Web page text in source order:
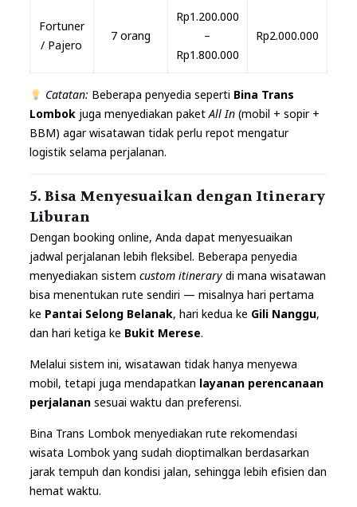
Fortuner
/ Pajero
7 orang
Rp1.200.000
–
Rp1.800.000
Rp2.000.000
Catatan: Beberapa penyedia seperti Bina Trans
Lombokjuga menyediakan paketAll In(mobil + sopir +
BBM) agar wisatawan tidak perlu repot mengatur
logistik selama perjalanan.
5. Bisa Menyesuaikan dengan Itinerary
Liburan
Dengan booking online, Anda dapat menyesuaikan
jadwal perjalanan lebih fleksibel. Beberapa penyedia
menyediakan sistem custom itinerarydi mana wisatawan
bisa menentukan rute sendiri — misalnya hari pertama
ke Pantai Selong Belanak, hari kedua ke Gili Nanggu,
dan hari ketiga ke Bukit Merese.
Melalui sistem ini, wisatawan tidak hanya menyewa
mobil, tetapi juga mendapatkan layanan perencanaan
perjalanansesuai waktu dan preferensi.
Bina Trans Lombokmenyediakan rute rekomendasi
wisata Lombok yang sudah dioptimalkan berdasarkan
jarak tempuh dan kondisi jalan, sehingga lebih efisien dan
hemat waktu.